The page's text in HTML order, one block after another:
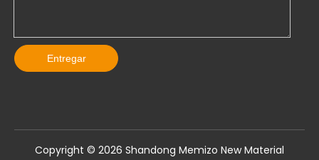
Entregar
Copyright ©️ 2026 Shandong Memizo New Material